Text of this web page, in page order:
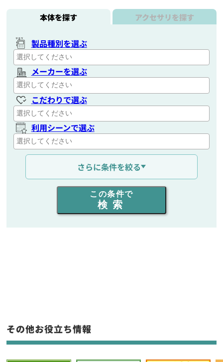
本体を探す アクセサリを探す
製品種別を選ぶ
メーカーを選ぶ
こだわりで選ぶ
利用シーンで選ぶ
通信距離を選ぶ
出力を選ぶ
同時通話人数を選ぶ
フリーワード入力(製品名等)
さらに条件を絞る
この条件で
検索
その他お役立ち情報